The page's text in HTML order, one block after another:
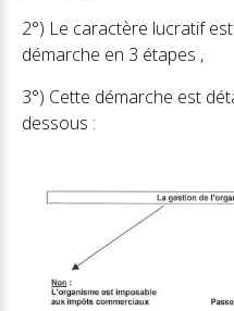
2°) Le caractère lucratif
démarche en 3 étapes ,
3°) Cette démarche est
dessous :